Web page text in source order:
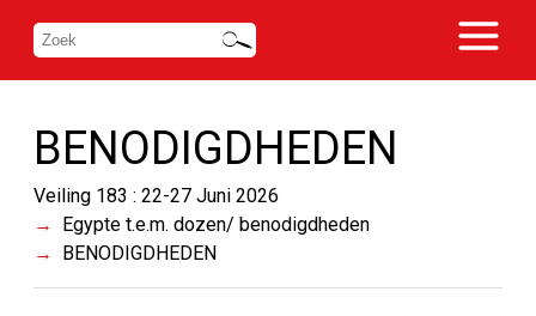
BENODIGDHEDEN
Veiling 183 : 22-27 Juni 2026
Egypte t.e.m. dozen/ benodigdheden
BENODIGDHEDEN